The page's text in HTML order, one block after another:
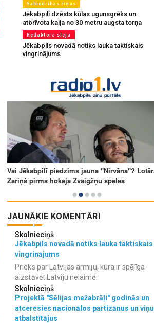
Sabiedrības ziņas
Jēkabpilī dzēsts kūlas ugunsgrēks un
atbrīvota kaija no 30 metru augsta torņa
Redaktora sleja
Jēkabpils novadā notiks lauka taktiskais
vingrinājums
JAUNĀKIE KOMENTĀRI
Skolnieciņš
Jēkabpils novadā notiks lauka taktiskais
vingrinājums
Prieks par Latvijas armiju, kura ir spējīga
aizstāvēt Latviju nelaimē.
Skolnieciņš
Projektā "Sēlijas mežabrāļi" godinās un
atcerēsies nacionālos partizānus un viņu
atbalstītājus